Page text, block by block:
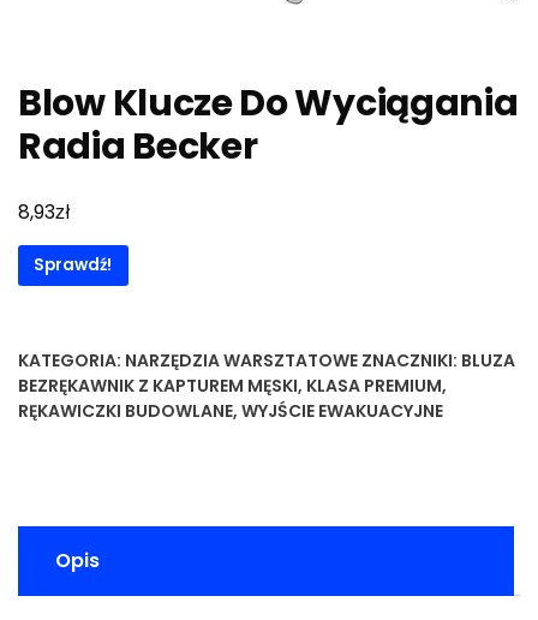
Blow Klucze Do Wyciągania
Radia Becker
8,93zł
Sprawdź!
KATEGORIA: NARZĘDZIA WARSZTATOWE ZNACZNIKI: BLUZA
BEZRĘKAWNIK Z KAPTUREM MĘSKI, KLASA PREMIUM,
RĘKAWICZKI BUDOWLANE, WYJŚCIE EWAKUACYJNE
Opis